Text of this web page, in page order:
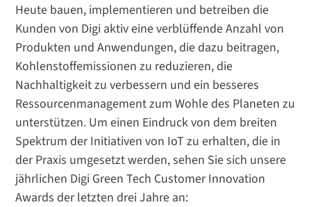
Heute bauen, implementieren und betreiben die
Kunden von Digi aktiv eine verblüffende Anzahl von
Produkten und Anwendungen, die dazu beitragen,
Kohlenstoffemissionen zu reduzieren, die
Nachhaltigkeit zu verbessern und ein besseres
Ressourcenmanagement zum Wohle des Planeten zu
unterstützen. Um einen Eindruck von dem breiten
Spektrum der Initiativen von IoT zu erhalten, die in
der Praxis umgesetzt werden, sehen Sie sich unsere
jährlichen Digi Green Tech Customer Innovation
Awards der letzten drei Jahre an: